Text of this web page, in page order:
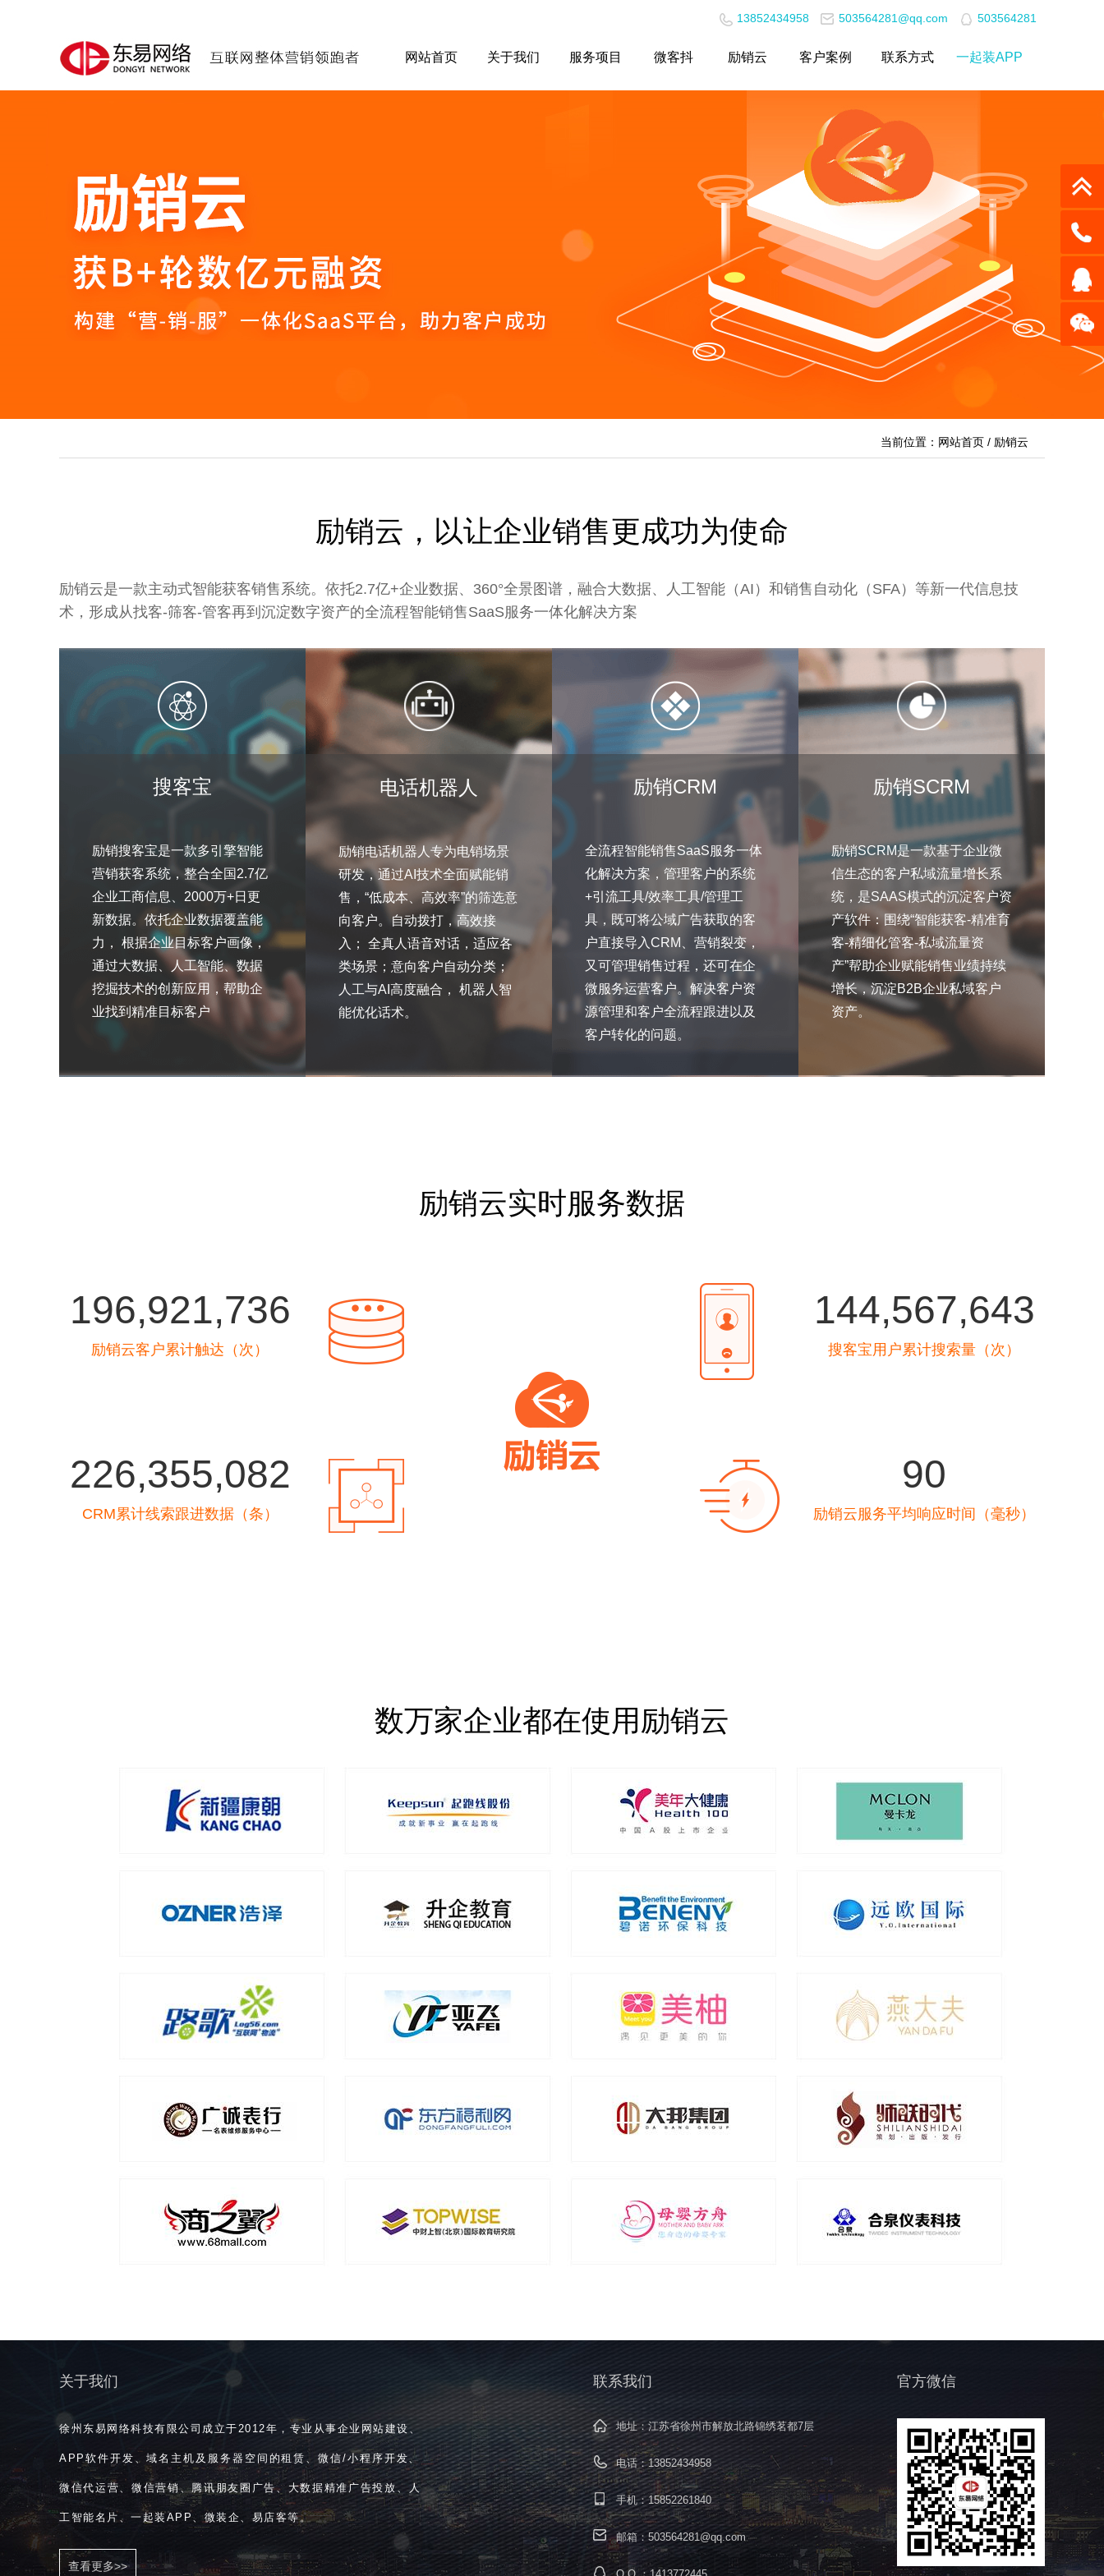
13852434958 503564281@qq.com 503564281
网站首页 关于我们 服务项目 微客抖 励销云 客户案例 联系方式 一起装APP
当前位置： 网站首页 / 励销云
励销云，以让企业销售更成功为使命
励销云是一款主动式智能获客销售系统。依托2.7亿+企业数据、360°全景图谱，融合大数据、人工智能（AI）和销售自动化（SFA）等新一代信息技
术，形成从找客-筛客-管客再到沉淀数字资产的全流程智能销售SaaS服务一体化解决方案
搜客宝
励销搜客宝是一款多引擎智能
营销获客系统，整合全国2.7亿
企业工商信息、2000万+日更
新数据。依托企业数据覆盖能
力， 根据企业目标客户画像，
通过大数据、人工智能、数据
挖掘技术的创新应用，帮助企
业找到精准目标客户
电话机器人
励销电话机器人专为电销场景
研发，通过AI技术全面赋能销
售，“低成本、高效率”的筛选意
向客户。自动拨打，高效接
入； 全真人语音对话，适应各
类场景；意向客户自动分类；
人工与AI高度融合， 机器人智
能优化话术。
励销CRM
全流程智能销售SaaS服务一体
化解决方案，管理客户的系统
+引流工具/效率工具/管理工
具，既可将公域广告获取的客
户直接导入CRM、营销裂变，
又可管理销售过程，还可在企
微服务运营客户。解决客户资
源管理和客户全流程跟进以及
客户转化的问题。
励销SCRM
励销SCRM是一款基于企业微
信生态的客户私域流量增长系
统，是SAAS模式的沉淀客户资
产软件：围绕“智能获客-精准育
客-精细化管客-私域流量资
产”帮助企业赋能销售业绩持续
增长，沉淀B2B企业私域客户
资产。
励销云实时服务数据
196,921,736
励销云客户累计触达（次）
144,567,643
搜客宝用户累计搜索量（次）
226,355,082
CRM累计线索跟进数据（条）
90
励销云服务平均响应时间（毫秒）
数万家企业都在使用励销云
关于我们
徐州东易网络科技有限公司成立于2012年，专业从事企业网站建设、
APP软件开发、域名主机及服务器空间的租赁、微信/小程序开发、
微信代运营、微信营销、腾讯朋友圈广告、大数据精准广告投放、人
工智能名片、一起装APP、微装企、易店客等。
查看更多>>
联系我们
地址：江苏省徐州市解放北路锦绣茗都7层
电话：13852434958
手机：15852261840
邮箱：503564281@qq.com
官方微信